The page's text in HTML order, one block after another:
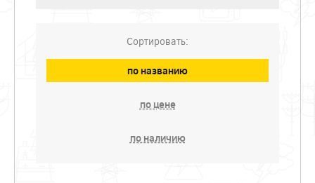
Сортировать:
по названию
по цене
по наличию